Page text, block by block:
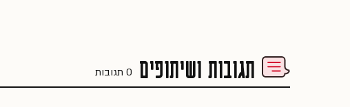
תגובות ושיתופים 0 תגובות